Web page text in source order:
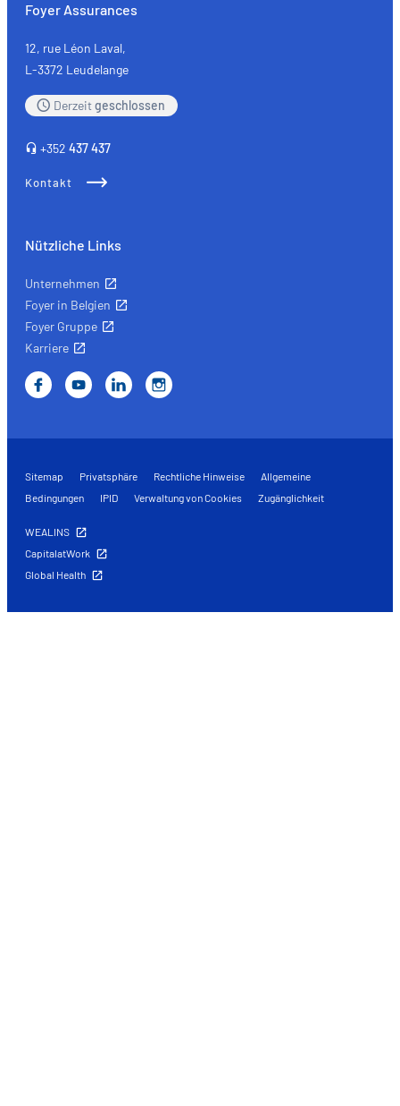
Foyer Assurances
12, rue Léon Laval,
L-3372 Leudelange
Derzeitgeschlossen
+352 437 437
Kontakt
Nützliche Links
Unternehmen
Foyer in Belgien
Foyer Gruppe
Karriere
Sitemap Privatsphäre Rechtliche Hinweise
Allgemeine
Bedingungen
IPID Verwaltung von Cookies Zugänglichkeit
WEALINS
CapitalatWork
Global Health